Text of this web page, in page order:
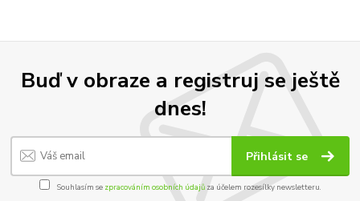
Buď v obraze a registruj se ještě
dnes!
Přihlásit se
Souhlasím se zpracováním osobních údajůza účelem rozesílky newsletteru.